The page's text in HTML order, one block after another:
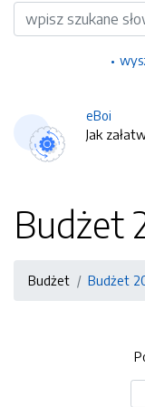
Wyszukiwarka
eBoi
Jak
Budżet
Budżet Budżet